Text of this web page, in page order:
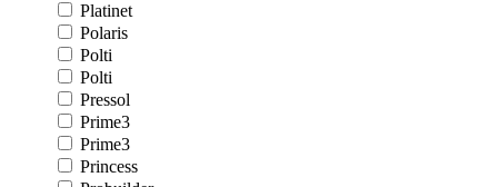
Platinet
Polaris
Polti
Polti
Pressol
Prime3
Prime3
Princess